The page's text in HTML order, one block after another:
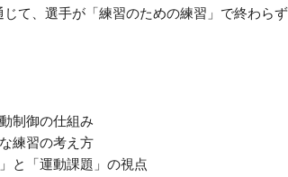
て、選手が「練習のための練習」で終わら
制御の仕組み
練習の考え方
と「運動課題」の視点